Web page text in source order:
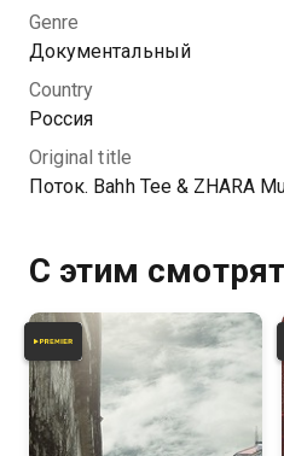
— про основателя лейбла
Алиева (Bahh Tee), который
популярную музыку в
Genre
Документальный
Country
Россия
Original title
Поток. Bahh Tee & ZHARA
С этим смотрят